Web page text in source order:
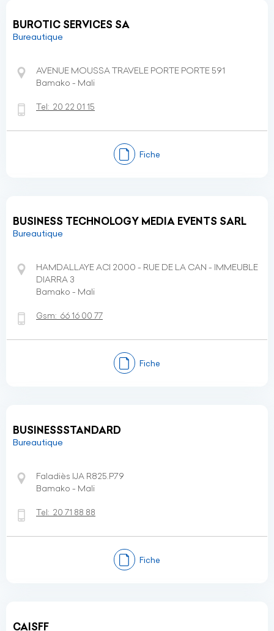
BUROTIC SERVICES SA
Bureautique
AVENUE MOUSSA TRAVELE PORTE PORTE 591
Bamako - Mali
Tel: 20 22 01 15
Fiche
BUSINESS TECHNOLOGY MEDIA EVENTS SARL
Bureautique
HAMDALLAYE ACI 2000 - RUE DE LA CAN - IMMEUBLE
DIARRA 3
Bamako - Mali
Gsm: 66 16 00 77
Fiche
BUSINESSSTANDARD
Bureautique
Faladiès IJA R825.P79
Bamako - Mali
Tel: 20 71 88 88
Fiche
CAISFF